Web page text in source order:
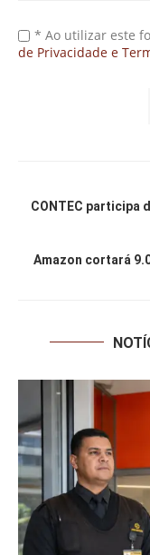
* Ao utilizar este
de Privacidade e
CONTEC participa
Amazon cortará